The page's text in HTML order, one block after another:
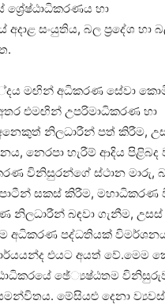
ශ්‍රේෂ්ඨාධිකරණය හා
සංයුතිය, බල ප්‍රදේශ හා
මඟින් අධිකරණ සේවා
එමඟින් උපරිමාධිකරණ හා
නිලධාරීන් පත් කිරීම,
නෙරපා හැරීම් ආදිය
විනිසුරන්ගේ ස්ථාන මාරු,
සකස් කිරීම,
බඳවා ගැනීම, උසස්
අධිකරණ පද්ධතියක්
එයට අයත් වේ.මෙම
ඡේ්‍යෂ්ඨතම
මේසියළු දෙනා